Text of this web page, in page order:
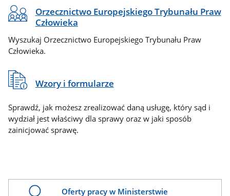
Orzecznictwo Europejskiego Trybunału Praw
Człowieka
Wyszukaj Orzecznictwo Europejskiego Trybunału Praw
Człowieka.
Wzory i formularze
Sprawdź, jak możesz zrealizować daną usługę, który sąd i
wydział jest właściwy dla sprawy oraz w jaki sposób
zainicjować sprawę.
Oferty pracy w Ministerstwie